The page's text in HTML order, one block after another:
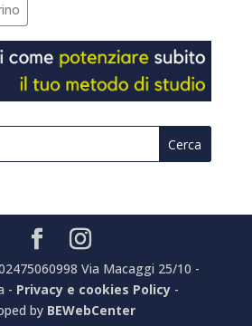
Via Macaggi 25/10 -
- Privacy e cookies Policy -
by BEWebCenter